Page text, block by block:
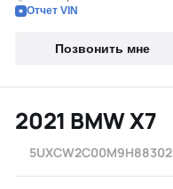
Отчет VIN
Позвонить мне
2021 BMW X7
5UXCW2C00M9H88302